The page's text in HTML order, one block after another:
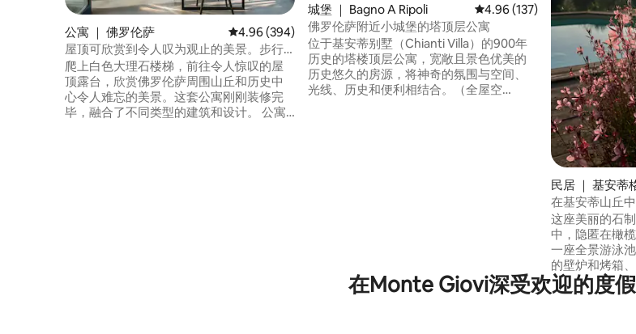
公寓 ｜ 佛罗伦萨 平均评分 4.96 分（满分 5 分），共 394 条评价
4.96 (394)
屋顶可欣赏到令人叹为观止的美景。步行
即可抵达米兰大教堂。
爬上白色大理石楼梯，前往令人惊叹的屋
顶露台，欣赏佛罗伦萨周围山丘和历史中
心令人难忘的美景。这套公寓刚刚装修完
毕，融合了不同类型的建筑和设计。 公寓
城堡 ｜ Bagno A Ripoli 平均评分 4.96 分（满分 5 分
4.96 (137)
佛罗伦萨附近小城堡的塔顶层公寓
位于基安蒂别墅（Chianti Villa）的900年
历史的塔楼顶层公寓，宽敞且景色优美的
历史悠久的房源，将神奇的氛围与空间、
光线、历史和便利相结合。（全屋空
民居 ｜ 基安蒂
在基安蒂山丘
这座美丽的石
中，隐匿在橄
一座全景游泳
的壁炉和烤箱
厨房。 一楼有三间套房，包括卧室、书房
和独立卫生间。 通过大门和白色道路
在Monte Giovi深受欢迎的度